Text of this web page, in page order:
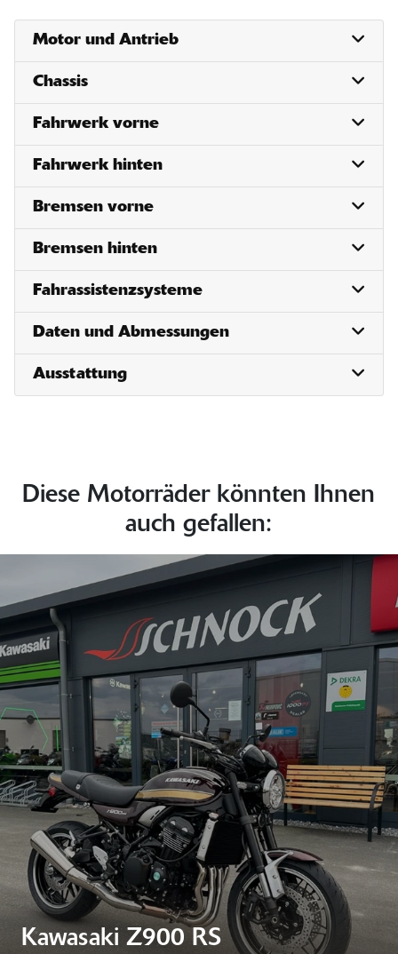
Motor und Antrieb
Chassis
Fahrwerk vorne
Fahrwerk hinten
Bremsen vorne
Bremsen hinten
Fahrassistenzsysteme
Daten und Abmessungen
Ausstattung
Diese Motorräder könnten Ihnen
auch gefallen:
Kawasaki Z900 RS